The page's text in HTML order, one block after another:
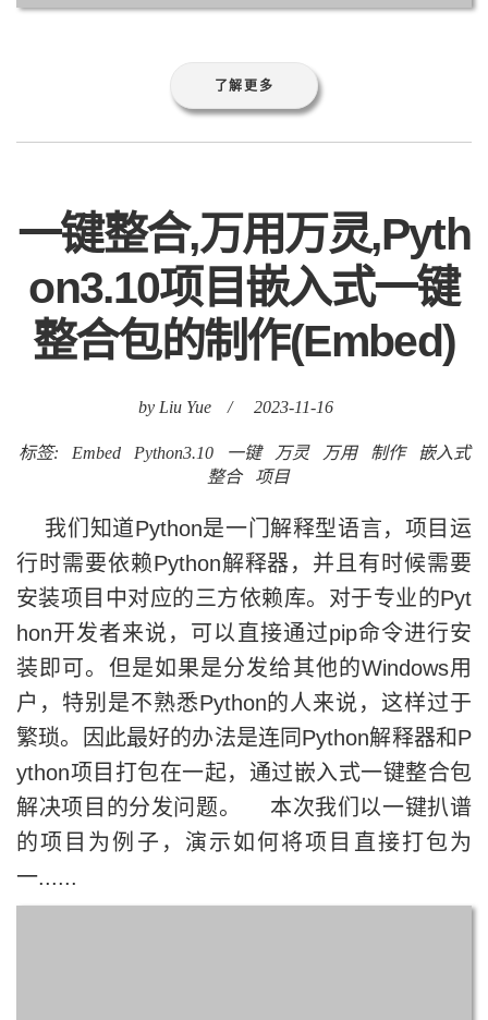
了解更多
一键整合,万用万灵,Pyth
on3.10项目嵌入式一键
整合包的制作(Embed)
by Liu Yue / 2023-11-16
标签: Embed Python3.10 一键 万灵 万用 制作
嵌入式
整合
项目
我们知道Python是一门解释型语言，项目运
行时需要依赖Python解释器，并且有时候需要
安装项目中对应的三方依赖库。对于专业的Pyt
hon开发者来说，可以直接通过pip命令进行安
装即可。但是如果是分发给其他的Windows用
户，特别是不熟悉Python的人来说，这样过于
繁琐。因此最好的办法是连同Python解释器和P
ython项目打包在一起，通过嵌入式一键整合包
解决项目的分发问题。 本次我们以一键扒谱
的项目为例子，演示如何将项目直接打包为
一......